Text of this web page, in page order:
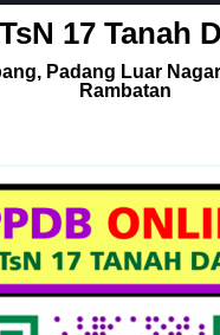
17 Tanah
Padang Luar
Rambatan